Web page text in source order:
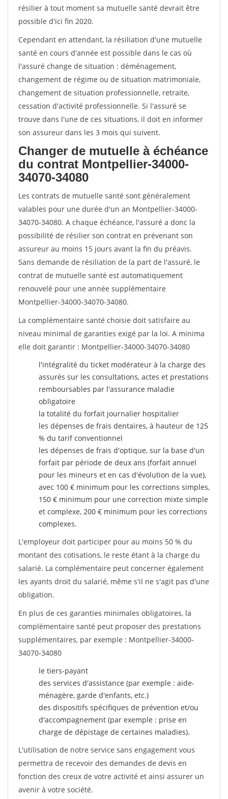
résilier à tout moment sa mutuelle santé devrait être
possible d'ici fin 2020.
Cependant en attendant, la résiliation d'une mutuelle
santé en cours d'année est possible dans le cas où
l'assuré change de situation : déménagement,
changement de régime ou de situation matrimoniale,
changement de situation professionnelle, retraite,
cessation d'activité professionnelle. Si l'assuré se
trouve dans l'une de ces situations, il doit en informer
son assureur dans les 3 mois qui suivent.
Changer de mutuelle à échéance
du contrat Montpellier-34000-
34070-34080
Les contrats de mutuelle santé sont généralement
valables pour une durée d'un an Montpellier-34000-
34070-34080. A chaque échéance, l'assuré a donc la
possibilité de résilier son contrat en prévenant son
assureur au moins 15 jours avant la fin du préavis.
Sans demande de résiliation de la part de l'assuré, le
contrat de mutuelle santé est automatiquement
renouvelé pour une année supplémentaire
Montpellier-34000-34070-34080.
La complémentaire santé choisie doit satisfaire au
niveau minimal de garanties exigé par la loi. A minima
elle doit garantir : Montpellier-34000-34070-34080
l'intégralité du ticket modérateur à la charge des
assurés sur les consultations, actes et prestations
remboursables par l'assurance maladie
obligatoire
la totalité du forfait journalier hospitalier
les dépenses de frais dentaires, à hauteur de 125
% du tarif conventionnel
les dépenses de frais d'optique, sur la base d'un
forfait par période de deux ans (forfait annuel
pour les mineurs et en cas d'évolution de la vue),
avec 100 € minimum pour les corrections simples,
150 € minimum pour une correction mixte simple
et complexe, 200 € minimum pour les corrections
complexes.
L'employeur doit participer pour au moins 50 % du
montant des cotisations, le reste étant à la charge du
salarié. La complémentaire peut concerner également
les ayants droit du salarié, même s'il ne s'agit pas d'une
obligation.
En plus de ces garanties minimales obligatoires, la
complémentaire santé peut proposer des prestations
supplémentaires, par exemple : Montpellier-34000-
34070-34080
le tiers-payant
des services d'assistance (par exemple : aide-
ménagère, garde d'enfants, etc.)
des dispositifs spécifiques de prévention et/ou
d'accompagnement (par exemple : prise en
charge de dépistage de certaines maladies).
L'utilisation de notre service sans engagement vous
permettra de recevoir des demandes de devis en
fonction des creux de votre activité et ainsi assurer un
avenir à votre société.